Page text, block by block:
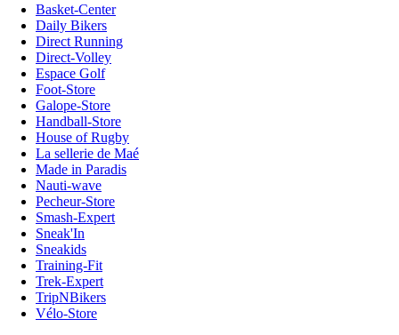
Basket-Center
Daily Bikers
Direct Running
Direct-Volley
Espace Golf
Foot-Store
Galope-Store
Handball-Store
House of Rugby
La sellerie de Maé
Made in Paradis
Nauti-wave
Pecheur-Store
Smash-Expert
Sneak'In
Sneakids
Training-Fit
Trek-Expert
TripNBikers
Vélo-Store